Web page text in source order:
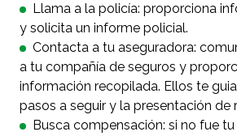
Llama a la policía: proporciona
y solicita un informe policial.
Contacta a tu aseguradora:
a tu compañía de seguros y
información recopilada. Ellos te
pasos a seguir y la presentación de
Busca compensación: si no fue